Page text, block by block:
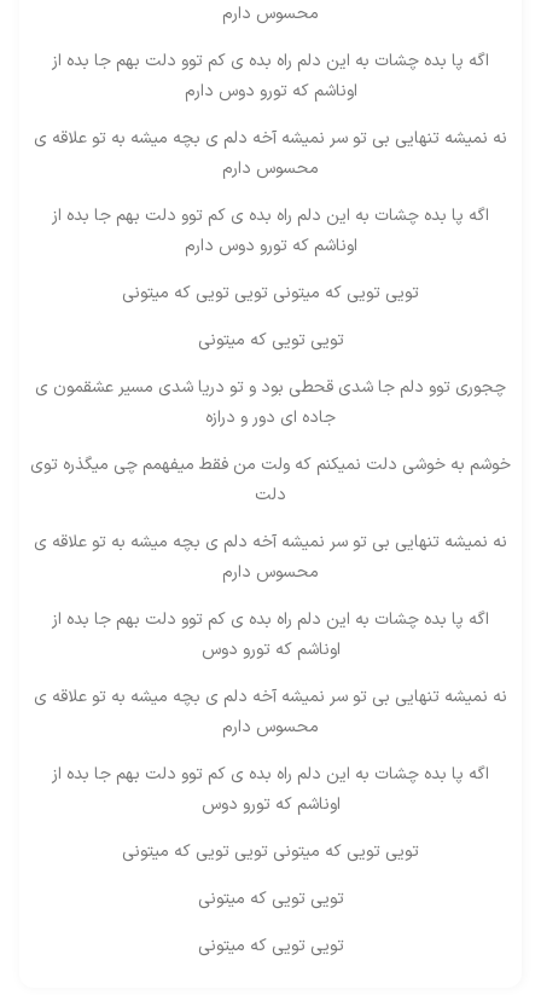
محسوس دارم
اگه پا بده چشات به این دلم راه بده ی کم توو دلت بهم جا بده از
اوناشم که تورو دوس دارم
نه نمیشه تنهایی بی تو سر نمیشه آخه دلم ی بچه میشه به تو علاقه ی
محسوس دارم
اگه پا بده چشات به این دلم راه بده ی کم توو دلت بهم جا بده از
اوناشم که تورو دوس دارم
تویی تویی که میتونی تویی تویی که میتونی
تویی تویی که میتونی
چجوری توو دلم جا شدی قحطی بود و تو دریا شدی مسیر عشقمون ی
جاده ای دور و درازه
خوشم به خوشی دلت نمیکنم که ولت من فقط میفهمم چی میگذره توی
دلت
نه نمیشه تنهایی بی تو سر نمیشه آخه دلم ی بچه میشه به تو علاقه ی
محسوس دارم
اگه پا بده چشات به این دلم راه بده ی کم توو دلت بهم جا بده از
اوناشم که تورو دوس
نه نمیشه تنهایی بی تو سر نمیشه آخه دلم ی بچه میشه به تو علاقه ی
محسوس دارم
اگه پا بده چشات به این دلم راه بده ی کم توو دلت بهم جا بده از
اوناشم که تورو دوس
تویی تویی که میتونی تویی تویی که میتونی
تویی تویی که میتونی
تویی تویی که میتونی